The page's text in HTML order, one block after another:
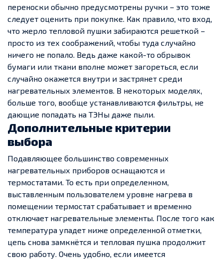
переноски обычно предусмотрены ручки – это тоже
следует оценить при покупке. Как правило, что вход,
что жерло тепловой пушки забираются решеткой –
просто из тех соображений, чтобы туда случайно
ничего не попало. Ведь даже какой-то обрывок
бумаги или ткани вполне может загореться, если
случайно окажется внутри и застрянет среди
нагревательных элементов. В некоторых моделях,
больше того, вообще устанавливаются фильтры, не
дающие попадать на ТЭНы даже пыли.
Дополнительные критерии
выбора
Подавляющее большинство современных
нагревательных приборов оснащаются и
термостатами. То есть при определенном,
выставленным пользователем уровне нагрева в
помещении термостат срабатывает и временно
отключает нагревательные элементы. После того как
температура упадет ниже определенной отметки,
цепь снова замкнётся и тепловая пушка продолжит
свою работу. Очень удобно, если имеется